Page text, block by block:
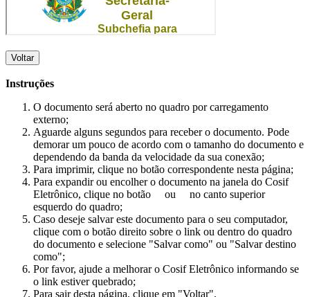
Voltar
Instruções
O documento será aberto no quadro por carregamento
externo;
Aguarde alguns segundos para receber o documento. Pode
demorar um pouco de acordo com o tamanho do documento e
dependendo da banda da velocidade da sua conexão;
Para imprimir, clique no botão correspondente nesta página;
Para expandir ou encolher o documento na janela do Cosif
Eletrônico, clique no botão
ou
no canto superior
esquerdo do quadro;
Caso deseje salvar este documento para o seu computador,
clique com o botão direito sobre o link ou dentro do quadro
do documento e selecione "Salvar como" ou "Salvar destino
como";
Por favor, ajude a melhorar o Cosif Eletrônico informando se
o link estiver quebrado;
Para sair desta página, clique em "Voltar".